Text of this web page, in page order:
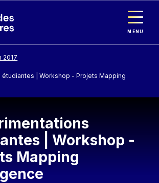
MENU
2017
| Workshop - Projets Mapping
| Workshop -
Mapping